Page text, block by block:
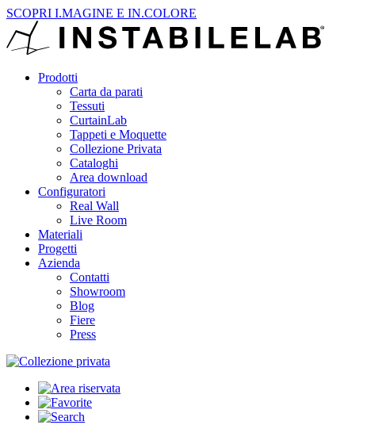
SCOPRI I.MAGINE E IN.COLORE
Prodotti
Carta da parati
Tessuti
CurtainLab
Tappeti e Moquette
Collezione Privata
Cataloghi
Area download
Configuratori
Real Wall
Live Room
Materiali
Progetti
Azienda
Contatti
Showroom
Blog
Fiere
Press